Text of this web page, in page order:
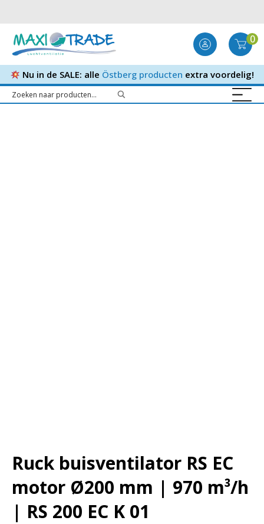
0
Nu in de SALE: alle Östberg producten extra voordelig!
Ruck buisventilator RS EC
motor Ø200 mm | 970 m³/h
| RS 200 EC K 01